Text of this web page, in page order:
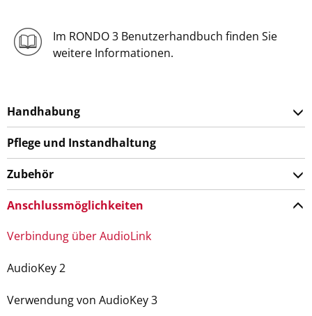
Im RONDO 3 Benutzerhandbuch finden Sie
weitere Informationen.
Handhabung
Pflege und Instandhaltung
Zubehör
Anschlussmöglichkeiten
Verbindung über AudioLink
AudioKey 2
Verwendung von AudioKey 3